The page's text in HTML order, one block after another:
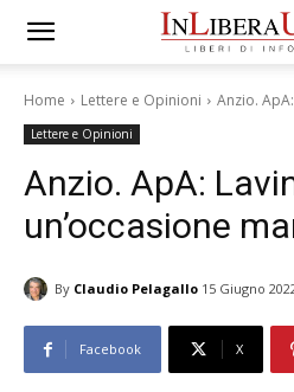
Home Lettere e Opinioni Anzio.
Lettere e Opinioni
Anzio. ApA:
un’occasione
By Claudio Pelagallo 15 Giugno
Facebook X